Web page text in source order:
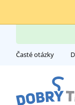
Časté otázky